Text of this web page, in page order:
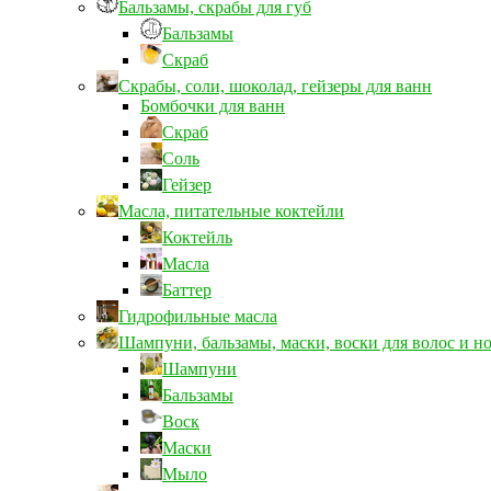
Бальзамы, скрабы для губ
Бальзамы
Скраб
Скрабы, соли, шоколад, гейзеры для ванн
Бомбочки для ванн
Скраб
Соль
Гейзер
Масла, питательные коктейли
Коктейль
Масла
Баттер
Гидрофильные масла
Шампуни, бальзамы, маски, воски для волос и
Шампуни
Бальзамы
Воск
Маски
Мыло